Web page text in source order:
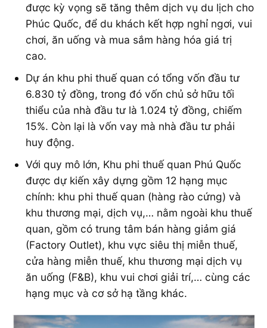
được kỳ vọng sẽ tăng thêm dịch vụ du lịch cho
Phúc Quốc, để du khách kết hợp nghỉ ngơi, vui
chơi, ăn uống và mua sắm hàng hóa giá trị
cao.
Dự án khu phi thuế quan có tổng vốn đầu tư
6.830 tỷ đồng, trong đó vốn chủ sở hữu tối
thiểu của nhà đầu tư là 1.024 tỷ đồng, chiếm
15%. Còn lại là vốn vay mà nhà đầu tư phải
huy động.
Với quy mô lớn, Khu phi thuế quan Phú Quốc
được dự kiến xây dựng gồm 12 hạng mục
chính: khu phi thuế quan (hàng rào cứng) và
khu thương mại, dịch vụ,… nằm ngoài khu thuế
quan, gồm có trung tâm bán hàng giảm giá
(Factory Outlet), khu vực siêu thị miễn thuế,
cửa hàng miễn thuế, khu thương mại dịch vụ
ăn uống (F&B), khu vui chơi giải trí,… cùng các
hạng mục và cơ sở hạ tầng khác.